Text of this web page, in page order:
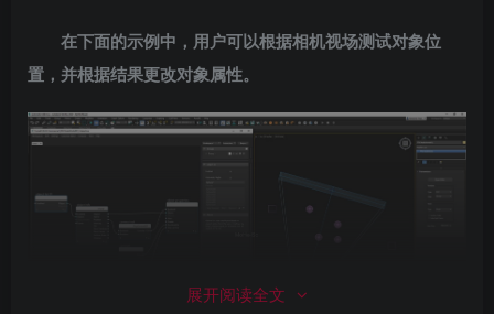
在下面的示例中，用户可以根据相机视场测试对象位
置，并根据结果更改对象属性。
展开阅读全文